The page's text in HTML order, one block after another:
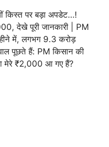
पर बड़ा अपडेट…!
देखे पूरी जानकारी | PM
में, लगभग 9.3 करोड़
पूछते हैं: PM किसान की
मेरे ₹2,000 आ गए हैं?